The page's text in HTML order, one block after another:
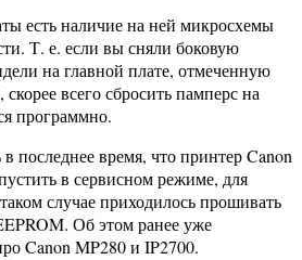
есть наличие на ней микросхемы
Т. е. если вы сняли боковую
на главной плате, отмеченную
всего сбросить памперс на
программно.
последнее время, что принтер Canon
в сервисном режиме, для
случае приходилось прошивать
Об этом ранее уже
Canon MP280 и IP2700.